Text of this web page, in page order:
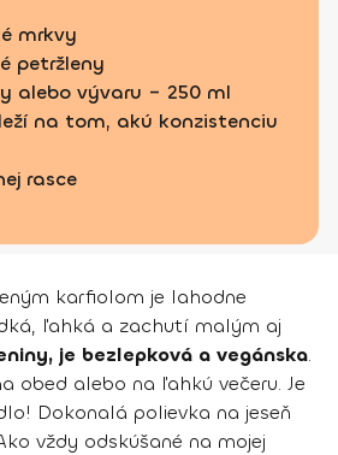
mrkvy
petržleny
alebo vývaru – 250 ml
na tom, akú konzistenciu
rasce
karfiolom je lahodne
ľahká a zachutí malým aj
je bezlepková a vegánska.
obed alebo na ľahkú večeru. Je
Dokonalá polievka na jeseň
vždy odskúšané na mojej